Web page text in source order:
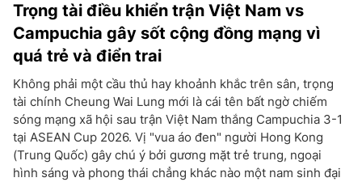
Trọng tài điều khiển trận Việt Nam vs
Campuchia gây sốt cộng đồng mạng vì
quá trẻ và điển trai
Không phải một cầu thủ hay khoảnh khắc trên sân, trọng
tài chính Cheung Wai Lung mới là cái tên bất ngờ chiếm
sóng mạng xã hội sau trận Việt Nam thắng Campuchia 3-1
tại ASEAN Cup 2026. Vị "vua áo đen" người Hong Kong
(Trung Quốc) gây chú ý bởi gương mặt trẻ trung, ngoại
hình sáng và phong thái chẳng khác nào một nam sinh đại